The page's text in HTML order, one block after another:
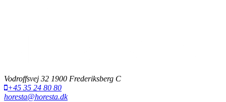
Vodroffsvej 32 1900 Frederiksberg C
+45 35 24 80 80
horesta@horesta.dk